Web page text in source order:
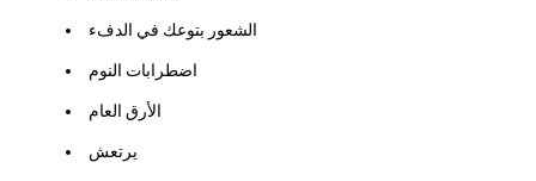
الشعور بتوعك في الدفء
اضطرابات النوم
الأرق العام
يرتعش